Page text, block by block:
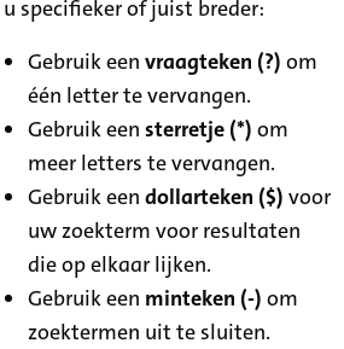
u specifieker of juist breder:
Gebruik eenvraagteken (?) om
één letter te vervangen.
Gebruik eensterretje (*) om
meer letters te vervangen.
Gebruik eendollarteken ($) voor
uw zoekterm voor resultaten
die op elkaar lijken.
Gebruik een minteken (-) om
zoektermen uit te sluiten.